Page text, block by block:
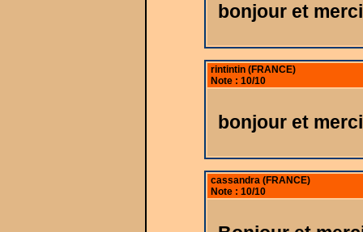
bonjour et
rintintin (FRANCE)
Note : 10/10
bonjour et
cassandra (FRANCE)
Note : 10/10